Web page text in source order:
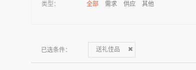
类型： 全部 需求 供应 其他
已选条件： 送礼佳品